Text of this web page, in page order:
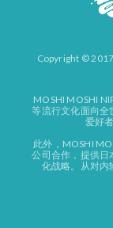
Copyright ©
MOSHI MOSHI
等流行文化面向全
爱好
此外，MOSHI
公司合作，提供日
化战略。从对内